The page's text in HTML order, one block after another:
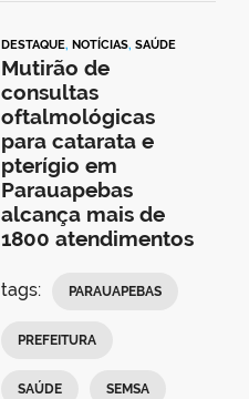
DESTAQUE, NOTÍCIAS, SAÚDE
Mutirão de
consultas
oftalmológicas
para catarata e
pterígio em
Parauapebas
alcança mais de
1800 atendimentos
tags: PARAUAPEBAS
PREFEITURA
SAÚDE SEMSA